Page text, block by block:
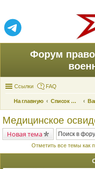
Форум
Ссылки FAQ
На главную Список форумов
Медицинское
Новая тема
Отметить все темы как